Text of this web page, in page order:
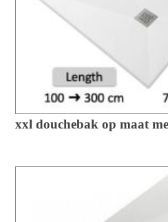
xxl douchebak op maat